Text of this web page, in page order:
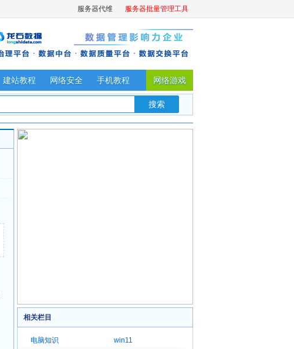
服务器代维 服务器批量管理工具
建站教程 网络安全 手机教程 网络游戏
相关栏目
电脑知识
win11